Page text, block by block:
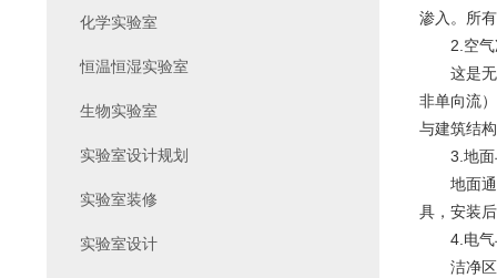
渗入。所
2.空气净
这是无尘
非单向流
与建筑结
3.地面
地面通常
具，安装
4.电气
洁净区配
化学实验室
恒温恒湿实验室
生物实验室
实验室设计规划
实验室装修
实验室设计